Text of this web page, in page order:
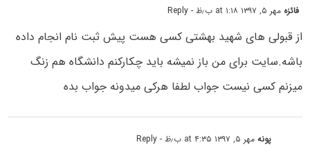
فائزه مهر ۵, ۱۳۹۷ at ۱:۱۸ ب٫ظ - Reply
از قبولی های شهید بهشتی کسی هست پیش ثبت نام انجام داده
باشه.سایت برای من باز نمیشه باید چکارکنم دانشگاه هم زنگ
میزنم کسی نیست جواب لطفا هرکی میدونه جواب بده
پونهمهر ۵, ۱۳۹۷ at ۴:۳۵ ب٫ظ - Reply